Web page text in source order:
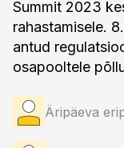
Summit 2023
rahastamisele.
antud
osapooltele
Äripäeva